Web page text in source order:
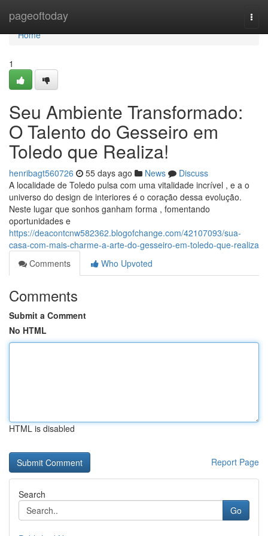
pageoftoday
Home
Home
1
Seu Ambiente Transformado:
O Talento do Gesseiro em
Toledo que Realiza!
henribagt560726 55 days ago News
Discuss
A localidade de Toledo pulsa com uma vitalidade incrível , e a o
universo do design de interiores é o coração dessa evolução.
Neste lugar que sonhos ganham forma , fomentando
oportunidades e
https://deacontcnw582362.blogofchange.com/42107093/sua-
casa-com-mais-charme-a-arte-do-gesseiro-em-toledo-que-realiza
Comments
Who Upvoted
Comments
Submit a Comment
No HTML
HTML is disabled
Report Page
Search
Go